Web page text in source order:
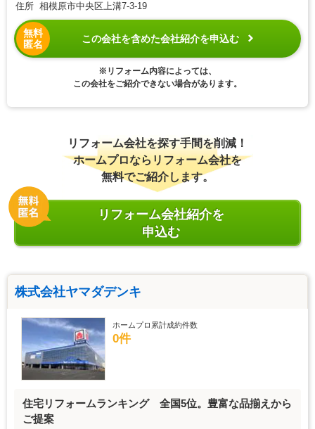
住所 相模原市中央区上溝7-3-19
無料
匿名
この会社を含めた会社紹介を申込む
※リフォーム内容によっては、
この会社をご紹介できない場合があります。
リフォーム会社を探す手間を削減！
ホームプロならリフォーム会社を
無料でご紹介します。
リフォーム会社紹介を
申込む
株式会社ヤマダデンキ
ホームプロ累計成約件数
0件
住宅リフォームランキング 全国5位。豊富な品揃えから
ご提案